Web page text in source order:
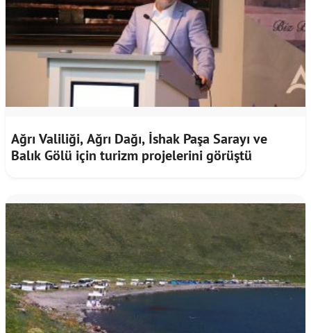
Ağrı Valiliği, Ağrı Dağı, İshak Paşa Sarayı ve
Balık Gölü için turizm projelerini görüştü